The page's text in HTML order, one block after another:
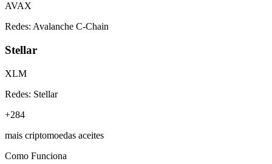
AVAX
Redes: Avalanche C-Chain
Stellar
XLM
Redes: Stellar
+284
mais criptomoedas aceites
Como Funciona